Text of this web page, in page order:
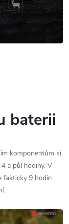
baterii
komponentům si
a půl hodiny. V
fakticky 9 hodin